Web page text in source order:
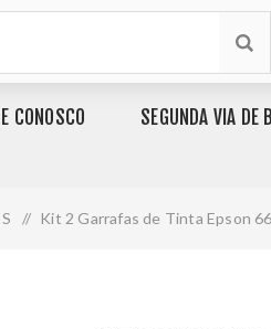
CONOSCO SEGUNDA VIA DE
/ Kit 2 Garrafas de Tinta Epson